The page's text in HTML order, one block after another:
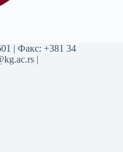
| Факс: +381 34
|